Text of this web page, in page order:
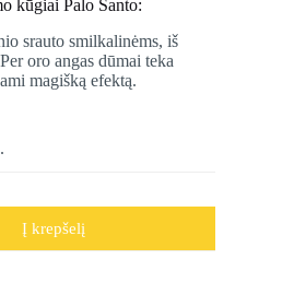
kūgiai Palo Santo:
srauto smilkalinėms, iš
oro angas dūmai teka
magišką efektą.
Į krepšelį